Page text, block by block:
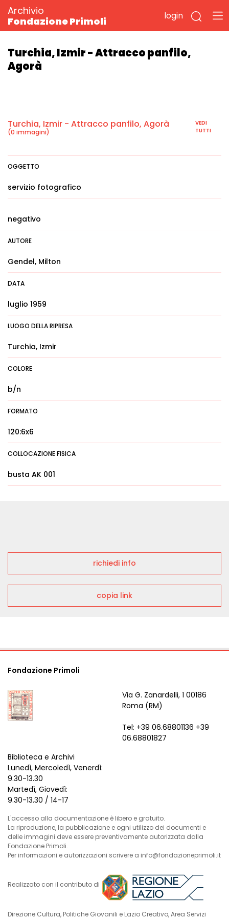
Archivio
Fondazione Primoli
login
Turchia, Izmir - Attracco panfilo,
Agorà
Turchia, Izmir - Attracco panfilo, Agorà
(0 immagini)
VEDI
TUTTI
OGGETTO
servizio fotografico
negativo
AUTORE
Gendel, Milton
DATA
luglio 1959
LUOGO DELLA RIPRESA
Turchia, Izmir
COLORE
b/n
FORMATO
120:6x6
COLLOCAZIONE FISICA
busta AK 001
richiedi info
copia link
Fondazione Primoli
Via G. Zanardelli, 1 00186
Roma (RM)
Tel: +39 06.68801136 +39
06.68801827
Biblioteca e Archivi
Lunedì, Mercoledì, Venerdì:
9.30-13.30
Martedì, Giovedì:
9.30-13.30 / 14-17
L'accesso alla documentazione è libero e gratuito.
La riproduzione, la pubblicazione e ogni utilizzo dei documenti e
delle immagini deve essere preventivamente autorizzata dalla
Fondazione Primoli.
Per informazioni e autorizzazioni scrivere a info@fondazioneprimoli.it
Realizzato con il contributo di
Direzione Cultura, Politiche Giovanili e Lazio Creativo, Area Servizi